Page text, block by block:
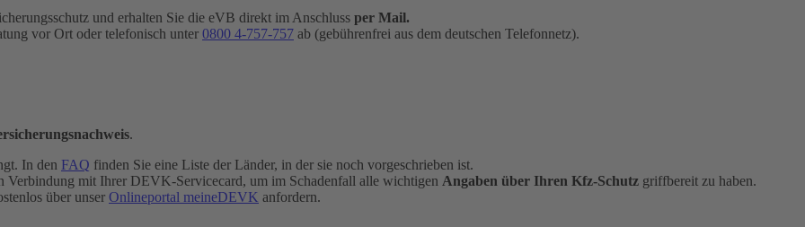
und erhalten Sie die eVB direkt im Anschluss per Mail.
vor Ort oder telefonisch unter 0800 4-​757-757 ab (gebührenfrei aus dem deutschen Telefonnetz).
.
In den FAQ finden Sie eine Liste der Länder, in der sie noch vorgeschrieben ist.
Verbindung mit Ihrer DEVK-Servicecard, um im Schadenfall alle wichtigen Angaben über Ihren Kfz-Schutz griffbereit zu haben.
über unser Onlineportal meineDEVK anfordern.